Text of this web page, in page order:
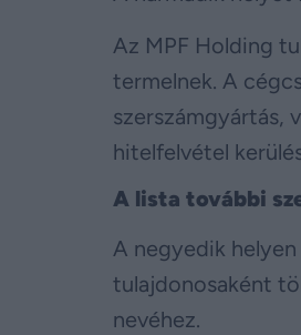
Az MPF Holding
termelnek. A
szerszámgyártás,
hitelfelvétel
A lista további
A negyedik
tulajdonosaként
nevéhez.